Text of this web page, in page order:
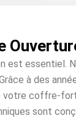
essentiel.
à des
coffre-
sont